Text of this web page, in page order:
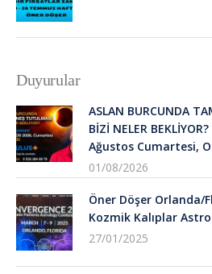
Duyurular
ASLAN BURCUNDA
BİZİ NELER
Ağustos Cumartesi,
01/08/2026
Öner Döşer Orlanda/
Kozmik Kalıplar
27/01/2025